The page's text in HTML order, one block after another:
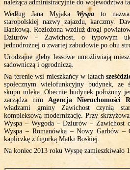
należąca administracyjnie do województwa
Według Jana Myjaka Wyspato
staropolskiej nazwy zajazdu, karczmy.
Bankową. Rozłożona wzdłuż drogi
Dziurów – Zawichost, o typowym
jednodrożnej o zwartej zabudowie po obu
Urodzajne gleby lessowe umożliwiają
sadowniczą i ogrodniczą.
Na terenie wsi mieszkańcy w latach
społecznym wielofunkcyjny budynek, ze
skupu mleka. Obecnie budynek położony
zarządza nim Agencja Nieruchomości
władzami gminy Zawichost czynią
kompleksową modernizację. Przy
Wyspa – Wygoda – Dziurów – Zawichost
Wyspa – Romanówka – Nowy Garbów –
kapliczkę z figurką Matki Boskiej.
Na koniec 2013 roku Wyspę zamieszkiwało